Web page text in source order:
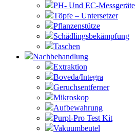
PH- Und EC-Messgeräte
Töpfe – Untersetzer
Pflanzenstütze
Schädlingsbekämpfung
Taschen
Nachbehandlung
Extraktion
Boveda/Integra
Geruchsentferner
Mikroskop
Aufbewahrung
Purpl-Pro Test Kit
Vakuumbeutel